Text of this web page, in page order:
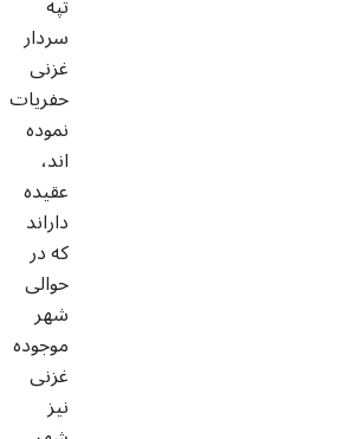
سردار
غزنی
حفریات
نموده
اند،
عقیده
داراند
که در
حوالی
شهر
موجوده
غزنی
نیز